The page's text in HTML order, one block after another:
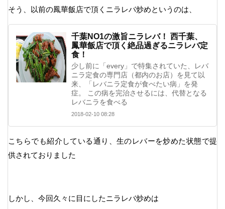
そう、以前の鳳華飯店で頂くニラレバ炒めというのは、
千葉NO1の激旨ニラレバ！ 西千葉、
鳳華飯店で頂く絶品過ぎるニラレバ定
食！
少し前に「every」で特集されていた、レバ
ニラ定食の専門店（都内のお店）を見て以
来、「レバニラ定食が食べたい病」を発
症。 この病を完治させるには、代替となる
レバニラを食べる
2018-02-10 08:28
こちらでも紹介している通り、生のレバーを炒めた状態で提
供されておりました
しかし、今回久々に目にしたニラレバ炒めは